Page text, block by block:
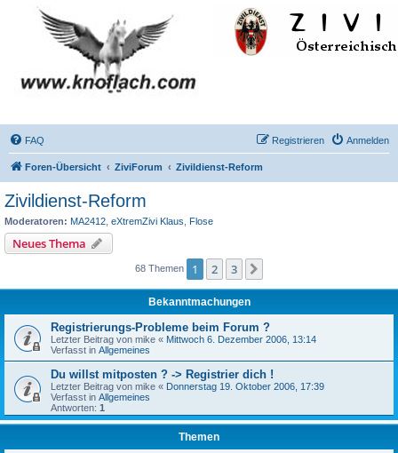
FAQ Anmelden
Registrieren
Foren-Übersicht ZiviForum Zivildienst-Reform
Zivildienst-Reform
Moderatoren: MA2412 eXtremZivi Klaus Flose
Neues Thema
68 Themen 1 2 3
Bekanntmachungen
Registrierungs-Probleme beim Forum ?
Letzter Beitrag von mike « Mittwoch 6. Dezember 2006, 13:14
Verfasst in Allgemeines
Du willst mitposten ? -> Registrier dich !
Letzter Beitrag von mike « Donnerstag 19. Oktober 2006, 17:39
Verfasst in Allgemeines
Antworten: 1
Themen